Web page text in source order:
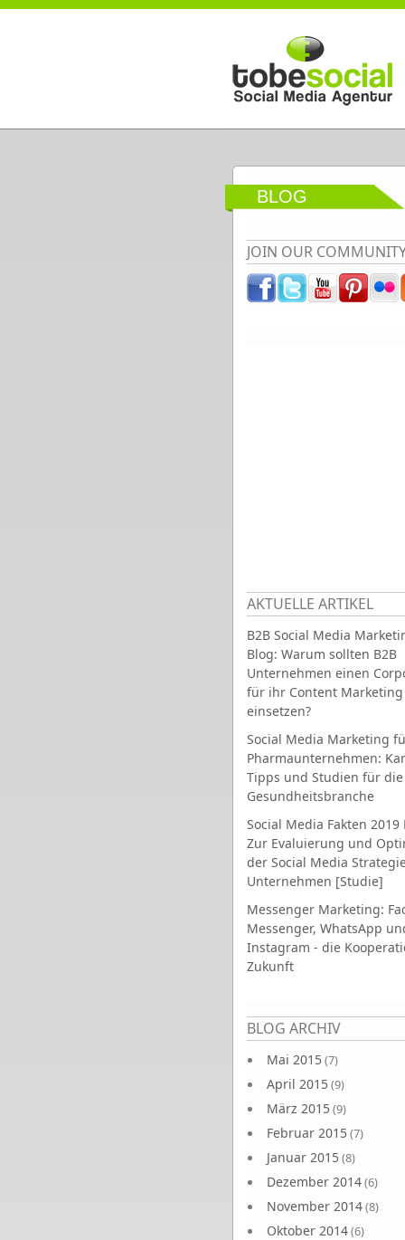
Direkt zum Inhalt
BLOG
JOIN OUR
AKTUELLE ARTIKEL
B2B Social Media
Blog: Warum sollten B2B
Unternehmen einen
für ihr Content Marketing
einsetzen?
Social Media Marketing
Pharmaunternehmen:
Tipps und Studien für die
Gesundheitsbranche
Social Media Fakten 2019
Zur Evaluierung und
der Social Media
Unternehmen [Studie]
Messenger Marketing:
Messenger, WhatsApp
Instagram - die
Zukunft
BLOG ARCHIV
Mai 2015(7)
April 2015(9)
März 2015(9)
Februar 2015(7)
Januar 2015(8)
Dezember 2014(6)
November 2014(8)
Oktober 2014(6)
Seiten